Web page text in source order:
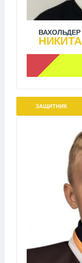
ВАХОЛЬДЕР
НИКИТА
ЗАЩИТНИК